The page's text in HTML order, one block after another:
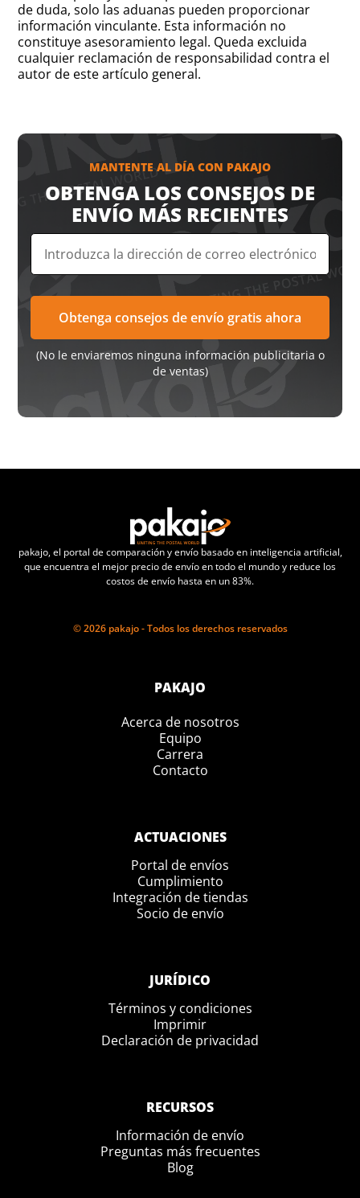
de duda, solo las aduanas pueden proporcionar
información vinculante. Esta información no
constituye asesoramiento legal. Queda excluida
cualquier reclamación de responsabilidad contra el
autor de este artículo general.
MANTENTE AL DÍA CON PAKAJO
OBTENGA LOS CONSEJOS DE
ENVÍO MÁS RECIENTES
(No le enviaremos ninguna información publicitaria o
de ventas)
pakajo, el portal de comparación y envío basado en inteligencia artificial,
que encuentra el mejor precio de envío en todo el mundo y reduce los
costos de envío hasta en un 83%.
© 2026 pakajo - Todos los derechos reservados
PAKAJO
Acerca de nosotros
Equipo
Carrera
Contacto
ACTUACIONES
Portal de envíos
Cumplimiento
Integración de tiendas
Socio de envío
JURÍDICO
Términos y condiciones
Imprimir
Declaración de privacidad
RECURSOS
Información de envío
Preguntas más frecuentes
Blog